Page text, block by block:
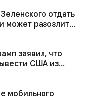
отдать
может разозлить
заявил, что
США из
Украине
мобильного